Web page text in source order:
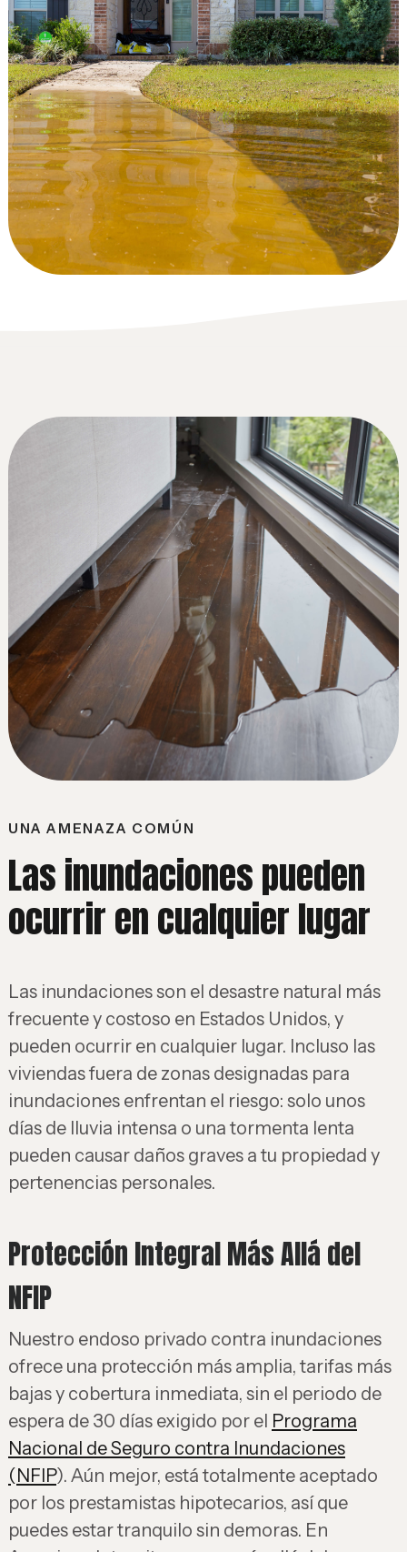
UNA AMENAZA COMÚN
Las inundaciones pueden
ocurrir en cualquier lugar
Las inundaciones son el desastre natural más
frecuente y costoso en Estados Unidos, y
pueden ocurrir en cualquier lugar. Incluso las
viviendas fuera de zonas designadas para
inundaciones enfrentan el riesgo: solo unos
días de lluvia intensa o una tormenta lenta
pueden causar daños graves a tu propiedad y
pertenencias personales.
Protección Integral Más Allá del
NFIP
Nuestro endoso privado contra inundaciones
ofrece una protección más amplia, tarifas más
bajas y cobertura inmediata, sin el periodo de
espera de 30 días exigido por el Programa
Nacional de Seguro contra Inundaciones
(NFIP). Aún mejor, está totalmente aceptado
por los prestamistas hipotecarios, así que
puedes estar tranquilo sin demoras. En